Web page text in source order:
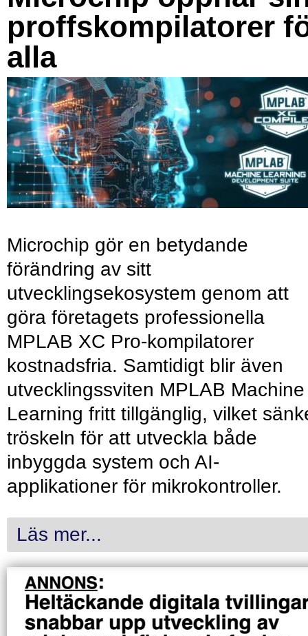
proffskompilatorer
alla
Microchip gör en betydande
förändring av sitt
utvecklingsekosystem genom att
göra företagets professionella
MPLAB XC Pro-kompilatorer
kostnadsfria. Samtidigt blir även
utvecklingssviten MPLAB Machine
Learning fritt tillgänglig, vilket
tröskeln för att utveckla både
inbyggda system och AI-
applikationer för mikrokontroller.
Läs mer...